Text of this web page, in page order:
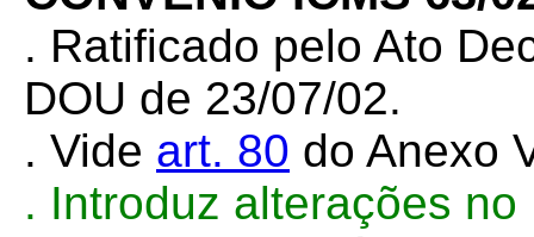
. Ratificado pelo Ato
DOU de 23/07/02.
. Vide art. 80 do Anexo
. Introduz alterações